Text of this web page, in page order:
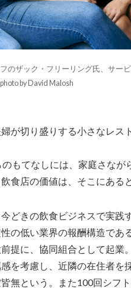
のザック・フリーリング氏、サー
by David Malosh
が切り盛りする小さなレス
もてなしには、家庭さなが
食店の価値は、そこにある
どきの飲食ビジネスで実践
の低い業界の報酬構造であ
提に、協同組合として起業
を考慮し、近隣の在住者を
無という。また100回シフ